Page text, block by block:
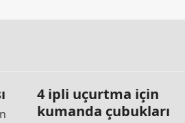
4 ipli uçurtma için
kumanda çubukları